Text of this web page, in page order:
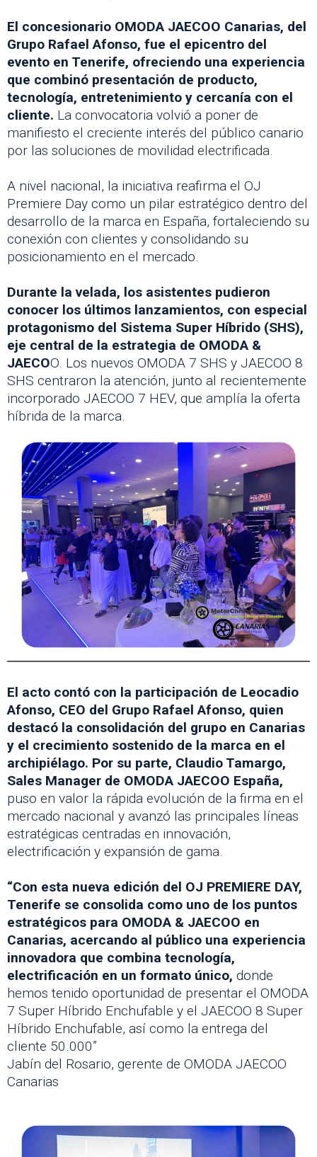
El concesionario OMODA JAECOO Canarias, del
Grupo Rafael Afonso, fue el epicentro del
evento en Tenerife, ofreciendo una experiencia
que combinó presentación de producto,
tecnología, entretenimiento y cercanía con el
cliente. La convocatoria volvió a poner de
manifiesto el creciente interés del público canario
por las soluciones de movilidad electrificada.
A nivel nacional, la iniciativa reafirma el OJ
Premiere Day como un pilar estratégico dentro del
desarrollo de la marca en España, fortaleciendo su
conexión con clientes y consolidando su
posicionamiento en el mercado.
Durante la velada, los asistentes pudieron
conocer los últimos lanzamientos, con especial
protagonismo del Sistema Super Híbrido (SHS),
eje central de la estrategia de OMODA &
JAECOO. Los nuevos OMODA 7 SHS y JAECOO 8
SHS centraron la atención, junto al recientemente
incorporado JAECOO 7 HEV, que amplía la oferta
híbrida de la marca.
El acto contó con la participación de Leocadio
Afonso, CEO del Grupo Rafael Afonso, quien
destacó la consolidación del grupo en Canarias
y el crecimiento sostenido de la marca en el
archipiélago. Por su parte, Claudio Tamargo,
Sales Manager de OMODA JAECOO España,
puso en valor la rápida evolución de la firma en el
mercado nacional y avanzó las principales líneas
estratégicas centradas en innovación,
electrificación y expansión de gama.
“Con esta nueva edición del OJ PREMIERE DAY,
Tenerife se consolida como uno de los puntos
estratégicos para OMODA & JAECOO en
Canarias, acercando al público una experiencia
innovadora que combina tecnología,
electrificación en un formato único, donde
hemos tenido oportunidad de presentar el OMODA
7 Super Híbrido Enchufable y el JAECOO 8 Super
Híbrido Enchufable, así como la entrega del
cliente 50.000”
Jabín del Rosario, gerente de OMODA JAECOO
Canarias